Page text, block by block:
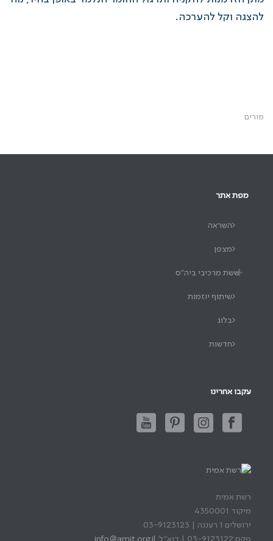
להצגה וקל להערכה.
מורים
מפת אתר
השראה
מצפן
ששת מרכיבי ביה"ס
שיתוף יוזמות
בלוג
חדשות
עקבו אחרינו
רשת אמית
מיקוד 4350001
ירושלים 1 רעננה | 03-9123123